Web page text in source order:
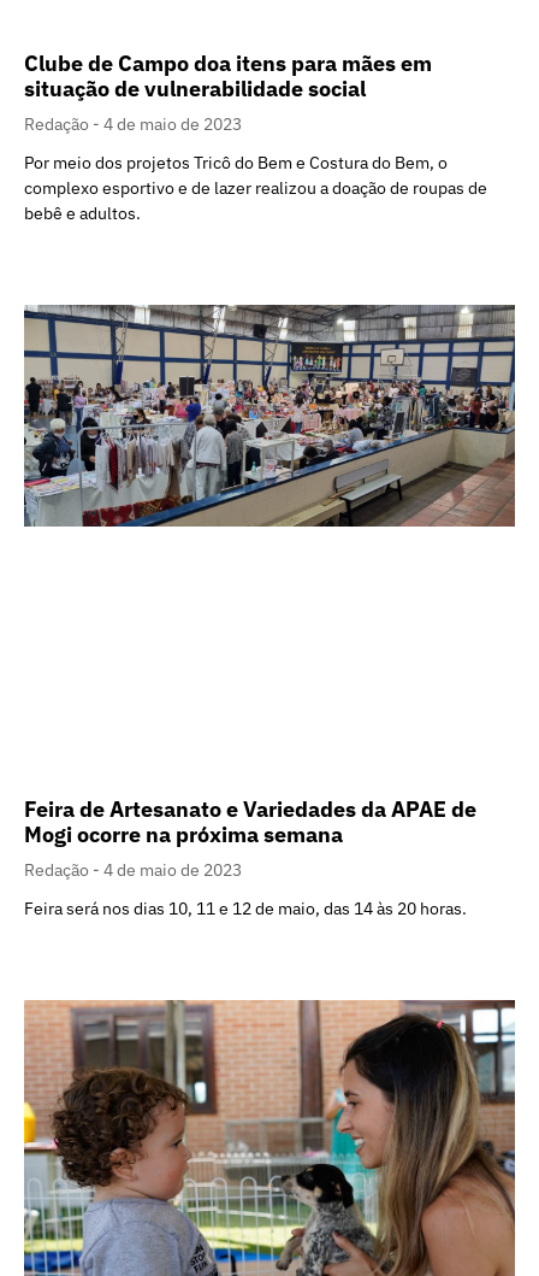
Clube de Campo doa itens para mães em
situação de vulnerabilidade social
Redação
4 de maio de 2023
Por meio dos projetos Tricô do Bem e Costura do Bem, o
complexo esportivo e de lazer realizou a doação de roupas de
bebê e adultos.
Feira de Artesanato e Variedades da APAE de
Mogi ocorre na próxima semana
Redação
4 de maio de 2023
Feira será nos dias 10, 11 e 12 de maio, das 14 às 20 horas.